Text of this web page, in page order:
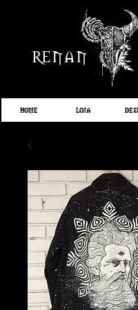
RENAN
LOJA
HOME